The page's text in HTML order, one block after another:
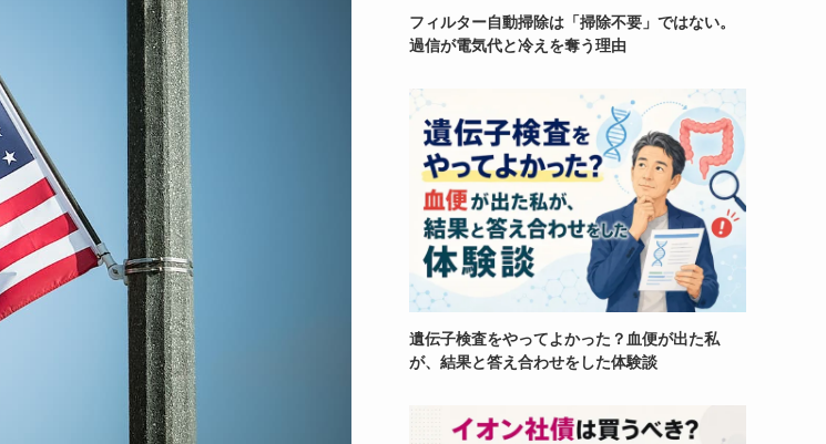
フィルター自動掃除は「掃除不要」ではない。
過信が電気代と冷えを奪う理由
遺伝子検査をやってよかった？血便が出た私
が、結果と答え合わせをした体験談